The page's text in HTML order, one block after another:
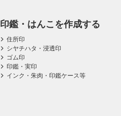
印鑑・はんこを作成する
住所印
シヤチハタ・浸透印
ゴム印
印鑑・実印
インク・朱肉・印鑑ケース等